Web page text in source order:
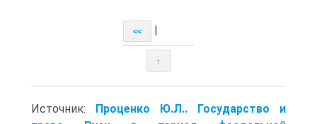
<<
↑
Источник: Проценко Ю.Л.. Государство и